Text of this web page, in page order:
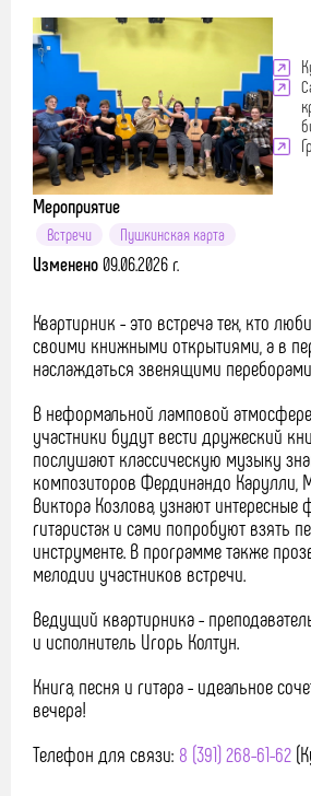
Мероприятие
Встречи Пушкинская карта
Изменено09.06.2026 г.
Квартирник - это встреча тех, кто
своими книжными открытиями, а в
наслаждаться звенящими
В неформальной ламповой
участники будут вести дружеский
послушают классическую музыку
композиторов Фердинандо Карулли,
Виктора Козлова, узнают интересные
гитаристах и сами попробуют взять
инструменте. В программе также
мелодии участников встречи.
Ведущий квартирника -
и исполнитель Игорь Колтун.
Книга, песня и гитара - идеальное
вечера!
Телефон для связи: 8 (391) 268-61-62